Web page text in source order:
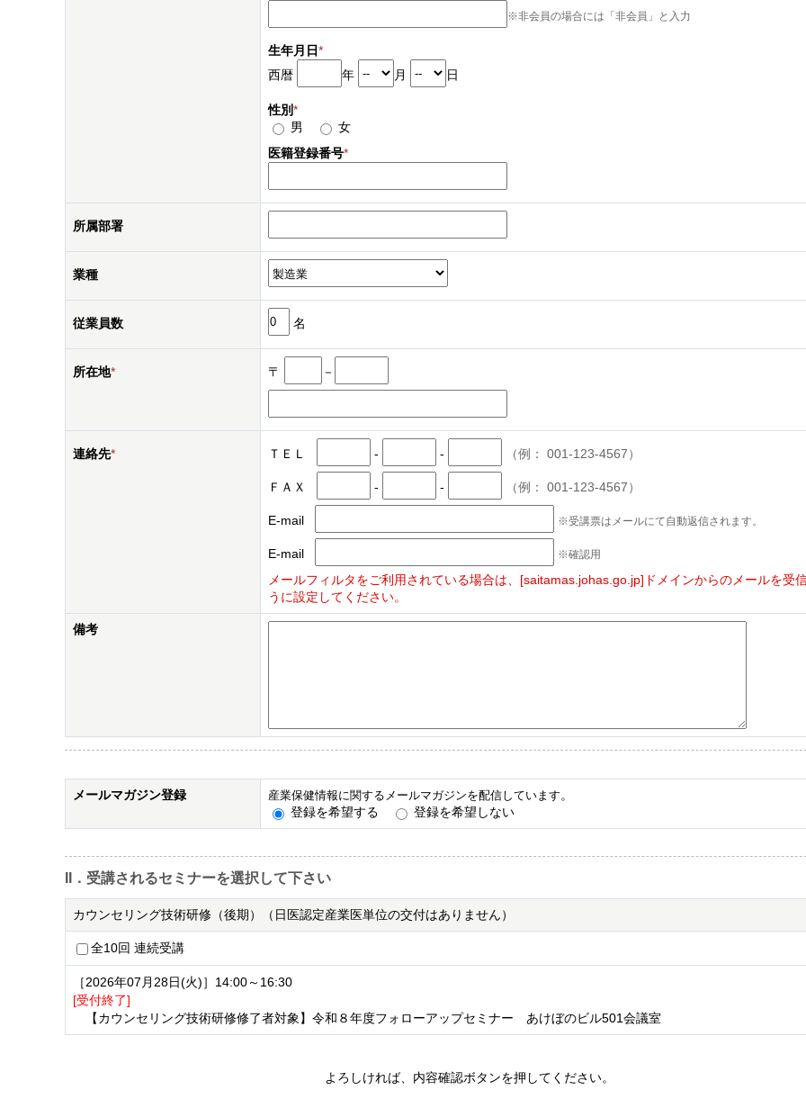
※非会員の場合には「非会員」と入力
生年月日*
西暦
年 月 日
性別*
男
女
医籍登録番号*
所属部署
業種
従業員数 名
所在地* 〒 －
連絡先* ＴＥＬ - - （例： 001-123-4567）
ＦＡＸ - - （例： 001-123-4567）
E-mail ※受講票はメールにて自動返信されます。
E-mail ※確認用
メールフィルタをご利用されている場合は、[saitamas.johas.go.jp]ドメインからのメールを受
うに設定してください。
備考
メールマガジン登録 産業保健情報に関するメールマガジンを配信しています 。
登録を希望する
登録を希望しない
II．受講されるセミナーを選択して下さい
カウンセリング技術研修（後期）（日医認定産業医単位の交付はありません）
全10回 連続受講
［2026年07月28日(火)］14:00～16:30
[受付終了]
【カウンセリング技術研修修了者対象】令和８年度フォローアップセミナー あけぼのビル501会議室
よろしければ、内容確認ボタンを押してください。